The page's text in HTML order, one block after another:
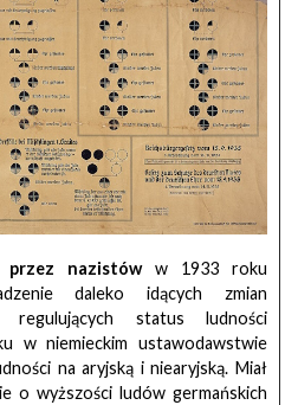
przez nazistóww 1933 roku
daleko idących zmian
regulujących status ludności
w niemieckim ustawodawstwie
na aryjską i niearyjską. Miał
o wyższości ludów germańskich